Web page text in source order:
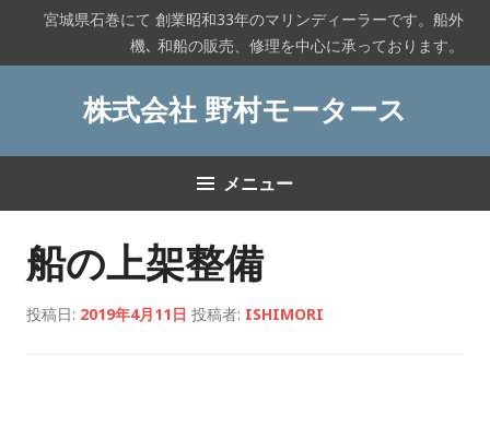
テ
宮城県石巻にて 創業昭和33年のマリンディーラーです。船外
機､ 和船の販売、修理を中心に承っております。
株式会社 野村モータース
メニュー
船の上架整備
投稿日: 2019年4月11日 投稿者: ISHIMORI